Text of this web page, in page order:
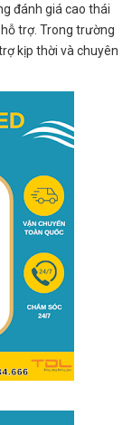
đánh giá cao thái
trợ. Trong trường
kịp thời và chuyên